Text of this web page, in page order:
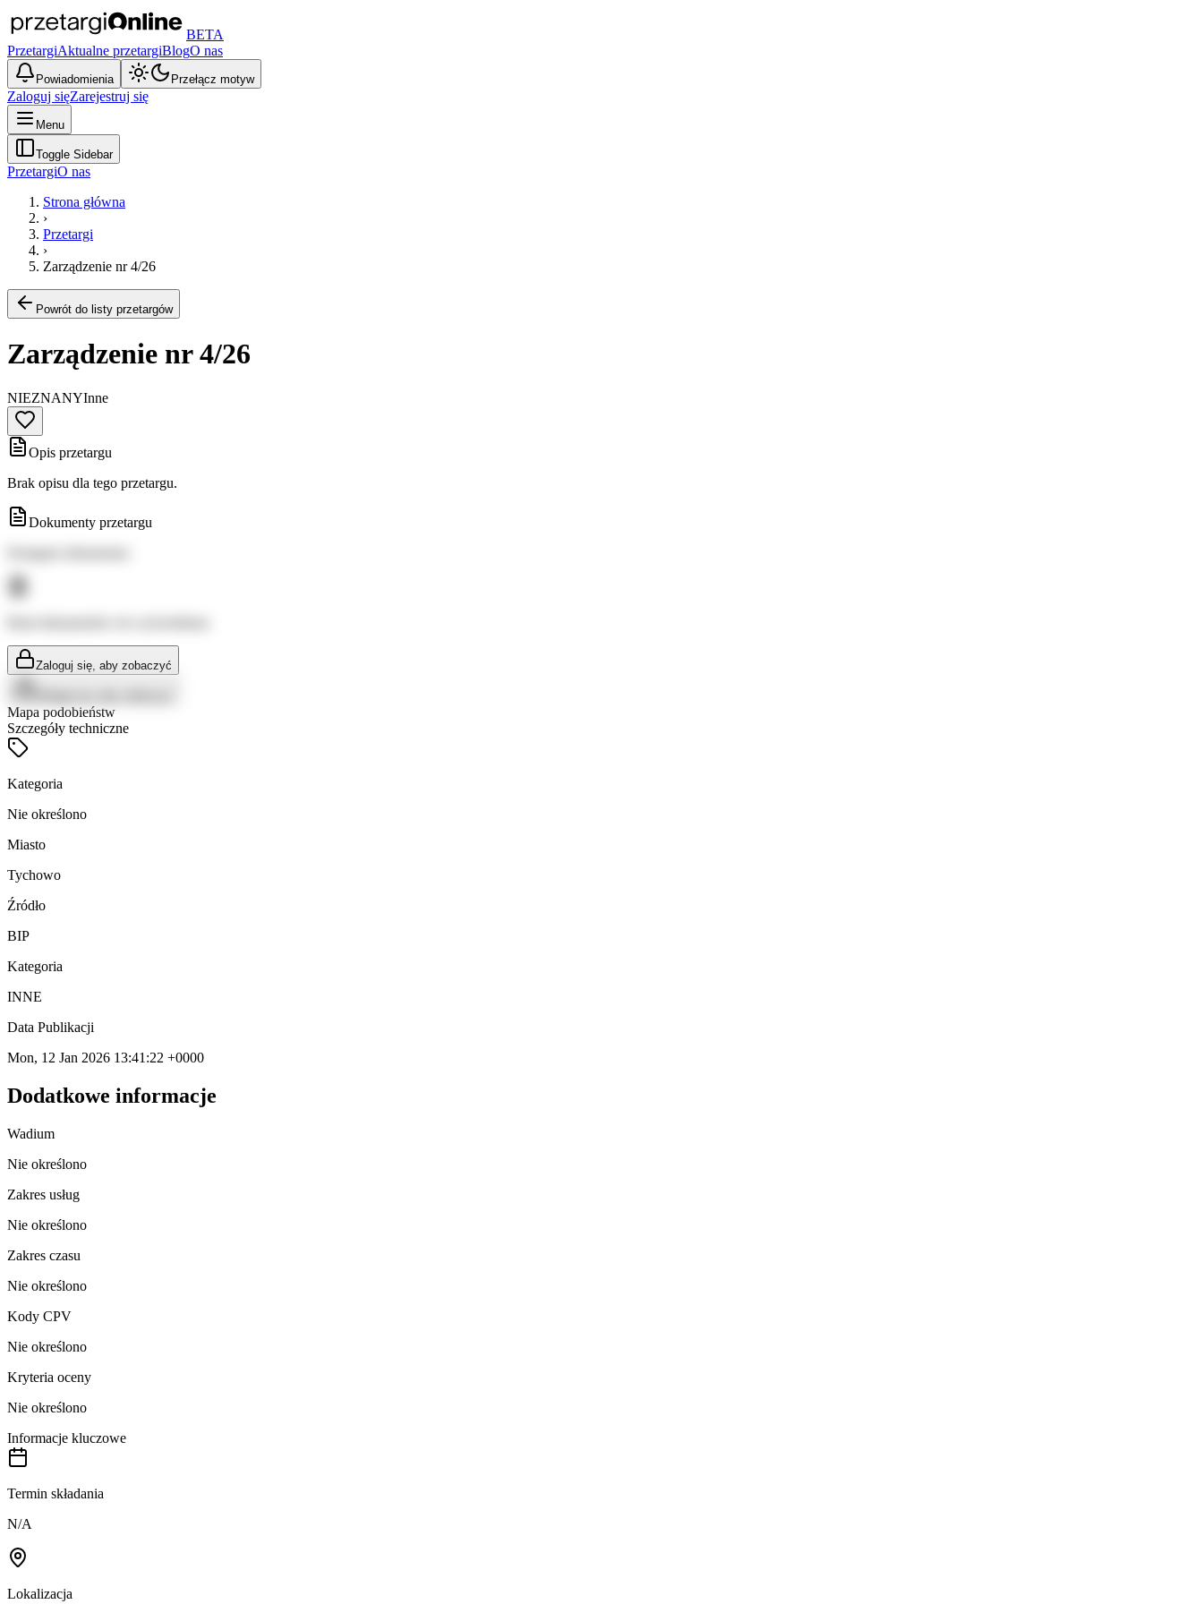
BETA
PrzetargiAktualne przetargiBlogO nas
Powiadomienia Przełącz motyw
Zaloguj sięZarejestruj się
Menu
Toggle Sidebar
PrzetargiO nas
Strona główna
›
Przetargi
›
Zarządzenie nr 4/26
Powrót do listy przetargów
Zarządzenie nr 4/26
NIEZNANYInne
Opis przetargu
Brak opisu dla tego przetargu.
Dokumenty przetargu
Zaloguj się, aby zobaczyć
Mapa podobieństw
Szczegóły techniczne
Kategoria
Nie określono
Miasto
Tychowo
Źródło
BIP
Kategoria
INNE
Data Publikacji
Mon, 12 Jan 2026 13:41:22 +0000
Dodatkowe informacje
Wadium
Nie określono
Zakres usług
Nie określono
Zakres czasu
Nie określono
Kody CPV
Nie określono
Kryteria oceny
Nie określono
Informacje kluczowe
Termin składania
N/A
Lokalizacja